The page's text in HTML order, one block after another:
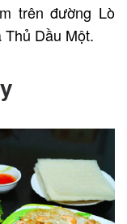
trên đường Lò
Dầu Một.